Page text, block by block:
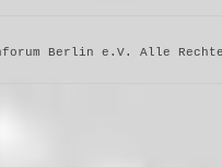
Berlin e.V. Alle